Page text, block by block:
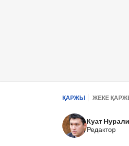
ҚАРЖЫ ЖЕКЕ
Куат
Редактор